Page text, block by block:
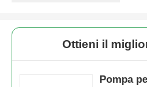
Ottieni il
Pompa